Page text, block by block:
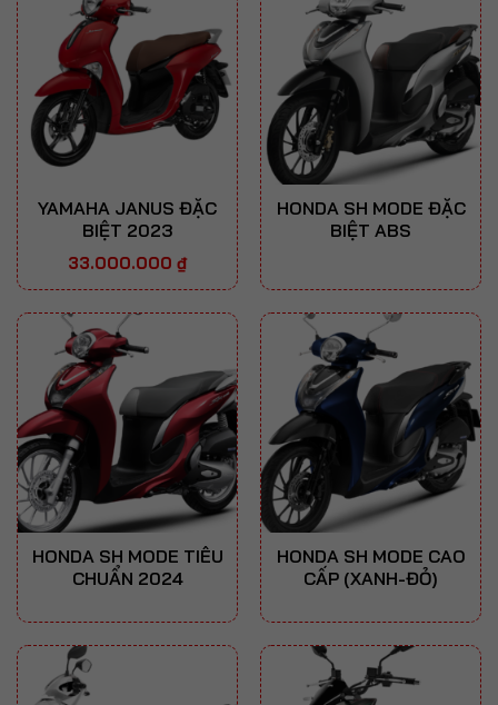
YAMAHA JANUS ĐẶC
BIỆT 2023
33.000.000 ₫
HONDA SH MODE ĐẶC
BIỆT ABS
HONDA SH MODE TIÊU
CHUẨN 2024
HONDA SH MODE CAO
CẤP (XANH-ĐỎ)